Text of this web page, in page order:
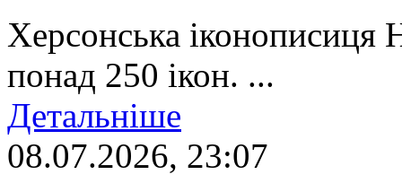
Херсонська іконописиця
понад 250 ікон. ...
Детальніше
08.07.2026, 23:07